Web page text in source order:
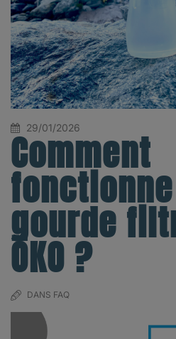
29/01/2026
Comment
gourde
ÖKO ?
DANS FAQ